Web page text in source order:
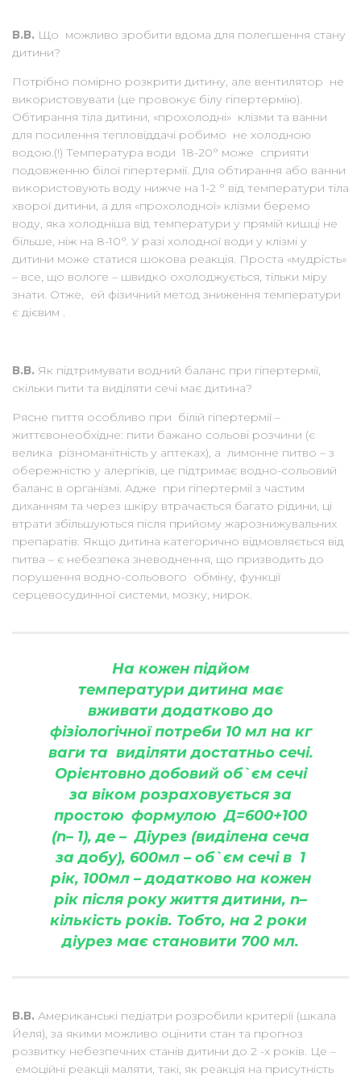
В.В. Що можливо зробити вдома для полегшення стану
дитини?
Потрібно помірно розкрити дитину, але вентилятор не
використовувати (це провокує білу гіпертермію).
Обтирання тіла дитини, «прохолодні» клізми та ванни
для посилення тепловіддачі робимо не холодною
водою.(!) Температура води 18-20° може сприяти
подовженню білої гіпертермії. Для обтирання або ванни
використовують воду нижче на 1-2 ° від температури тіла
хворої дитини, а для «прохолодної» клізми беремо
воду, яка холодніша від температури у прямій кишці не
більше, ніж на 8-10°. У разі холодної води у клізмі у
дитини може статися шокова реакція. Проста «мудрість»
– все, що вологе – швидко охолоджується, тільки міру
знати. Отже, ей фізичний метод зниження температури
є дієвим .
В.В. Як підтримувати водний баланс при гіпертермії,
скільки пити та виділяти сечі має дитина?
Рясне пиття особливо при білій гіпертермії –
життєвонеобхідне: пити бажано сольові розчини (є
велика різноманітність у аптеках), а лимонне питво – з
обережністю у алергіків, це підтримає водно-сольовий
баланс в організмі. Адже при гіпертермії з частим
диханням та через шкіру втрачається багато рідини, ці
втрати збільшуються після прийому жарознижувальних
препаратів. Якщо дитина категорично відмовляється від
питва – є небезпека зневоднення, що призводить до
порушення водно-сольового обміну, функції
серцевосудинної системи, мозку, нирок.
На кожен підйом
температури дитина має
вживати додатково до
фізіологічної потреби 10 мл на кг
ваги та виділяти достатньо сечі.
Орієнтовно добовий об`єм сечі
за віком розраховується за
простою формулою Д=600+100
(n– 1), де – Діурез (виділена сеча
за добу), 600мл – об`єм сечі в 1
рік, 100мл – додатково на кожен
рік після року життя дитини, n–
кількість років. Тобто, на 2 роки
діурез має становити 700 мл.
В.В. Американські педіатри розробили критерїі (шкала
Йеля), за якими можливо оцінити стан та прогноз
розвитку небезпечних станів дитини до 2 -х років. Це –
емоційні реакціі маляти, такі, як реакція на присутність